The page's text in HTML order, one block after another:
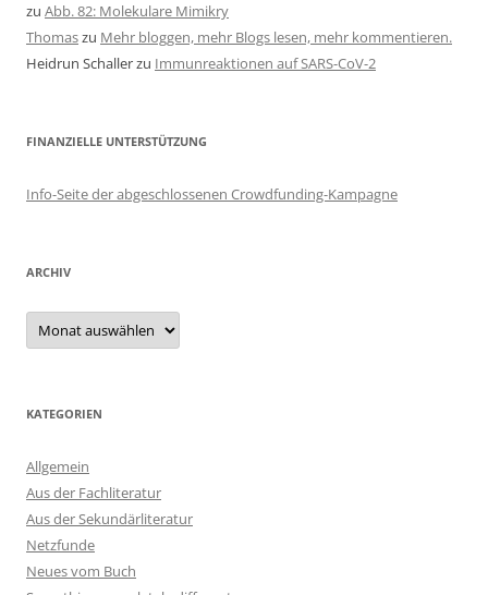
zu Abb. 82: Molekulare Mimikry
Thomaszu Mehr bloggen, mehr Blogs lesen, mehr kommentieren.
Heidrun Schallerzu Immunreaktionen auf SARS-CoV-2
FINANZIELLE UNTERSTÜTZUNG
Info-Seite der abgeschlossenen Crowdfunding-Kampagne
ARCHIV
Archiv
KATEGORIEN
Allgemein
Aus der Fachliteratur
Aus der Sekundärliteratur
Netzfunde
Neues vom Buch